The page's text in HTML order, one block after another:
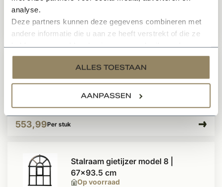
analyse.
Deze partners kunnen deze gegevens combineren met
andere informatie die u aan ze heeft verstrekt of die ze
services.
ALLES TOESTAAN
AANPASSEN
765,- 792,- Per stuk
Stalraam gietijzer model 2 |
70.5x44.5 cm
553,99Per stuk
Op voorraad
Stalraam gietijzer model 8 |
67x93.5 cm